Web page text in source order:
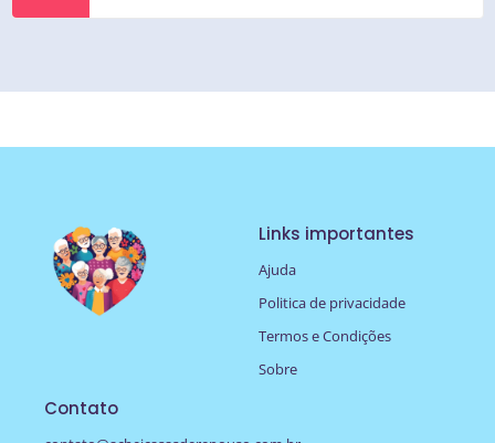
Links importantes
Ajuda
Politica de privacidade
Termos e Condições
Sobre
Contato